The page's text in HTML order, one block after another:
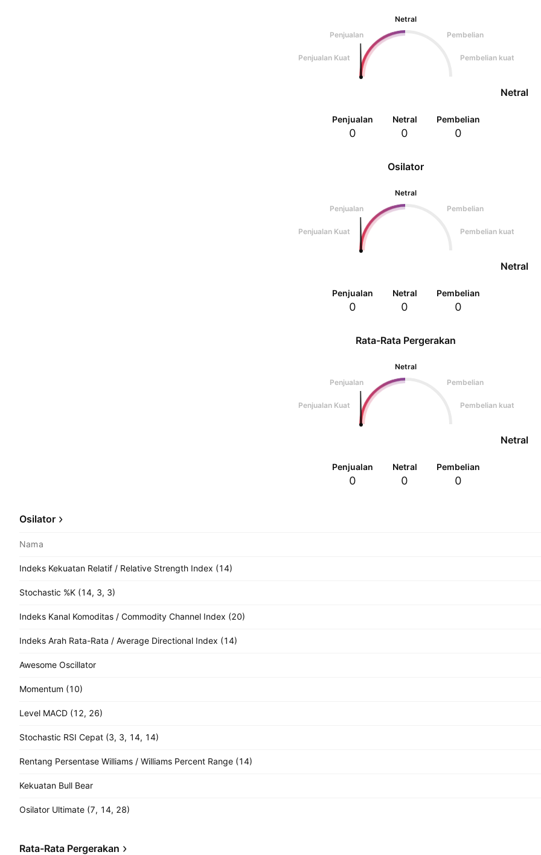
Osilator
Netral
Penjualan
Pembelian
Penjualan Kuat Pembelian kuat
Netral
Penjualan
0
Netral
0
Pembelian
0
Netral
Penjualan
Pembelian
Penjualan Kuat Pembelian kuat
Netral
Penjualan
0
Netral
0
Pembelian
0
Rata-Rata Pergerakan
Netral
Penjualan
Pembelian
Penjualan Kuat Pembelian kuat
Netral
Penjualan
0
Netral
0
Pembelian
0
Osilator
Nama
Indeks Kekuatan Relatif / Relative Strength Index (14)
Stochastic %K (14, 3, 3)
Indeks Kanal Komoditas / Commodity Channel Index (20)
Indeks Arah Rata-Rata / Average Directional Index (14)
Awesome Oscillator
Momentum (10)
Level MACD (12, 26)
Stochastic RSI Cepat (3, 3, 14, 14)
Rentang Persentase Williams / Williams Percent Range (14)
Kekuatan Bull Bear
Osilator Ultimate (7, 14, 28)
Rata-Rata Pergerakan